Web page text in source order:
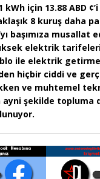
için 13.88 ABD
8 kuruş daha
başımıza musallat
elektrik
ile elektrik
hiçbir ciddi ve
ve muhtemel
şekilde topluma